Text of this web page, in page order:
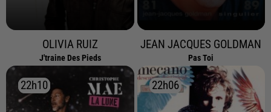
OLIVIA RUIZ
J'traine Des Pieds
JEAN JACQUES GOLDMAN
Pas Toi
22h10
22h10 22h06
22h06